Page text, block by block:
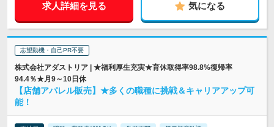
求人詳細を見る 気になる
志望動機・自己PR不要
株式会社アダストリア | ★福利厚生充実★育休取得率98.8%復帰率
94.4％★月9～10日休
【店舗アパレル販売】★多くの職種に挑戦＆キャリアアップ可
能！